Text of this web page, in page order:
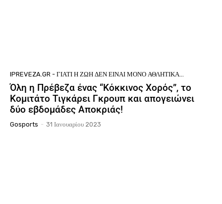
IPREVEZA.GR - ΓΙΑΤΊ Η ΖΩΉ ΔΕΝ ΕΊΝΑΙ ΜΌΝΟ ΑΘΛΗΤΙΚΆ...
Όλη η Πρέβεζα ένας “Κόκκινος Χορός”, το
Κομιτάτο Τιγκάρει Γκρουπ και απογειώνει
δύο εβδομάδες Αποκριάς!
Gosports - 31 Ιανουαρίου 2023